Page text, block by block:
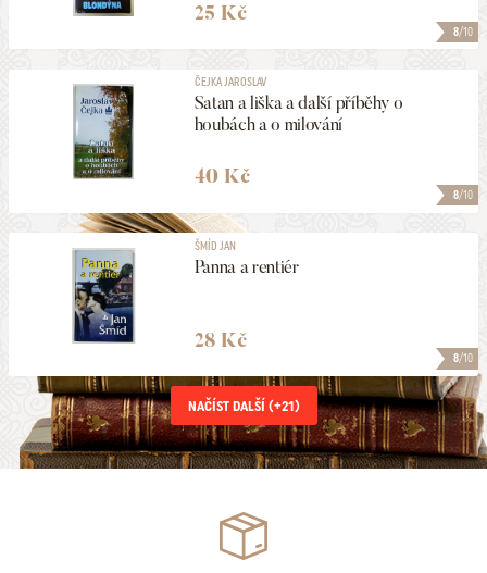
8/10
25 Kč
8/10
ČEJKA JAROSLAV
Satan a liška a další příběhy o
houbách a o milování
40 Kč
8/10
ŠMÍD JAN
Panna a rentiér
28 Kč
NAČÍST DALŠÍ (+21)